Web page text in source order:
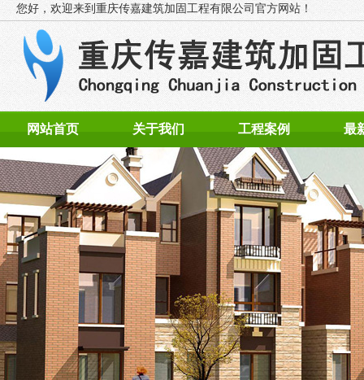
您好，欢迎来到重庆传嘉建筑加固工程有限公司官方网站！
网站首页 关于我们 工程案例 最